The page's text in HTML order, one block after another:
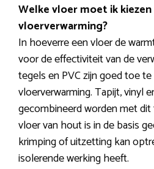
Welke vloer moet ik
vloerverwarming?
In hoeverre een vloer de
voor de effectiviteit van de
tegels en PVC zijn goed toe
vloerverwarming. Tapijt, vinyl
gecombineerd worden met
vloer van hout is in de basis
krimping of uitzetting kan
isolerende werking heeft.